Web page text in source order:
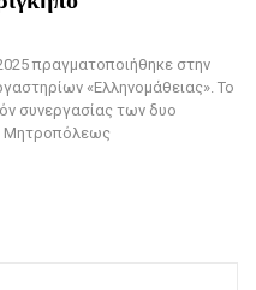
πραγματοποιήθηκε στην
«Ελληνομάθειας». Το
συνεργασίας των δυο
Μητροπόλεως